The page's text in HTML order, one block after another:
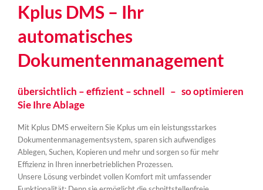
Kplus DMS – Ihr
automatisches
Dokumentenmanagement
übersichtlich – effizient – schnell – so optimieren
Sie Ihre Ablage
Mit Kplus DMS erweitern Sie Kplus um ein leistungsstarkes
Dokumentenmanagementsystem, sparen sich aufwendiges
Ablegen, Suchen, Kopieren und mehr und sorgen so für mehr
Effizienz in Ihren innerbetrieblichen Prozessen.
Unsere Lösung verbindet vollen Komfort mit umfassender